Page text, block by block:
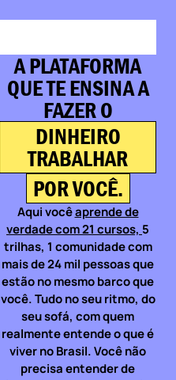
A PLATAFORMA
QUE TE ENSINA A
FAZER O
DINHEIRO
TRABALHAR
POR VOCÊ.
Aqui vocêaprende de
verdade com 21 cursos, 5
trilhas, 1 comunidade com
mais de 24 mil pessoas que
estão no mesmo barco que
você. Tudo no seu ritmo, do
seu sofá, com quem
realmente entende o que é
viver no Brasil. Você não
precisa entender de